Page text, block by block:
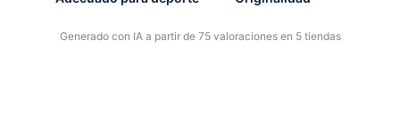
Generado con IA a partir de 75 valoraciones en 5 tiendas